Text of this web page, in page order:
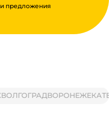
предложения
ВОРОНЕЖ